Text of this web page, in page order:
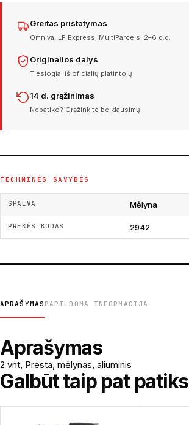
Greitas pristatymas
Omniva, LP Express, MultiParcels. 2–6 d.d.
Originalios dalys
Tiesiogiai iš oficialių platintojų
14 d. grąžinimas
Nepatiko? Grąžinkite be klausimų
TECHNINĖS SAVYBĖS
SPALVA Mėlyna
PREKĖS KODAS 2942
APRAŠYMAS PAPILDOMA INFORMACIJA
Aprašymas
2 vnt, Presta, mėlynas, aliuminis
Galbūt taip pat patiks